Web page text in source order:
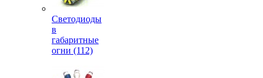
Светодиоды
в
габаритные
огни (112)